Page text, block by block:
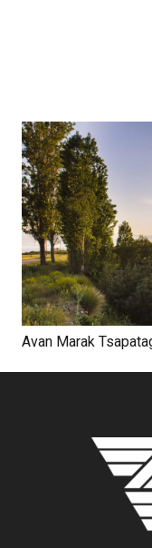
Avan Marak